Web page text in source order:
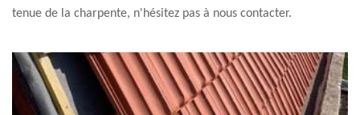
tenue de la charpente, n'hésitez pas à nous contacter.